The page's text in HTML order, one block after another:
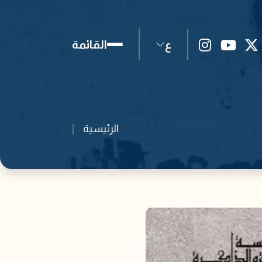
ع القائمة
الرئيسية